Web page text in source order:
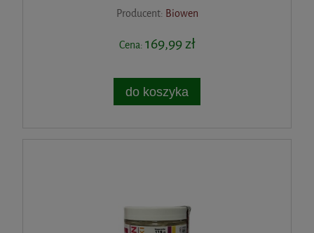
Producent: Biowen
Cena: 169,99 zł
do koszyka